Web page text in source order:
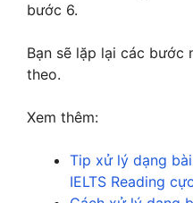
bước 6.
Bạn sẽ lặp lại các bước
theo.
Xem thêm:
Tip xử lý dạng
IELTS Reading